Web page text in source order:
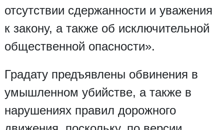
отсутствии сдержанности и уважения
к закону, а также об исключительной
общественной опасности».
Градату предъявлены обвинения в
умышленном убийстве, а также в
нарушениях правил дорожного